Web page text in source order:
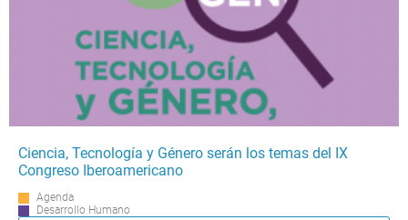
Ciencia, Tecnología y Género serán los temas del IX
Congreso Iberoamericano
Agenda
Desarrollo Humano